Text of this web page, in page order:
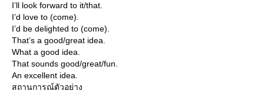
I’ll look forward to it/that.
I’d love to (come).
I’d be delighted to (come).
That’s a good/great idea.
What a good idea.
That sounds good/great/fun.
An excellent idea.
สถานการณ์ตัวอย่าง